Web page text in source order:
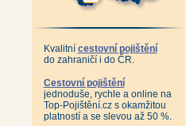
Kvalitní cestovní pojištění
do zahraničí i do ČR.
Cestovní pojištění
jednoduše, rychle a online na
Top-Pojištění.cz s okamžitou
platností a se slevou až 50 %.